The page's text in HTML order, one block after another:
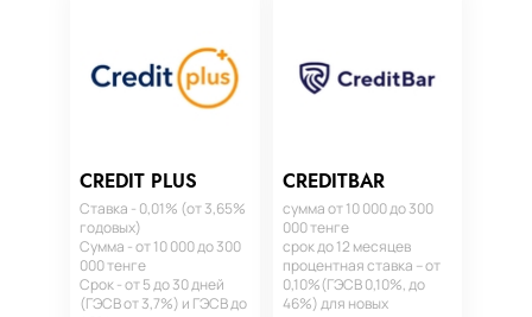
CREDIT PLUS
Ставка - 0,01% (от 3,65%
годовых)
Сумма - от 10 000 до 300
000 тенге
Срок - от 5 до 30 дней
(ГЭСВ от 3,7%) и ГЭСВ до
CREDITBAR
сумма от 10 000 до 300
000 тенге
срок до 12 месяцев
процентная ставка – от
0,10%(ГЭСВ 0,10%, до
46%) для новых